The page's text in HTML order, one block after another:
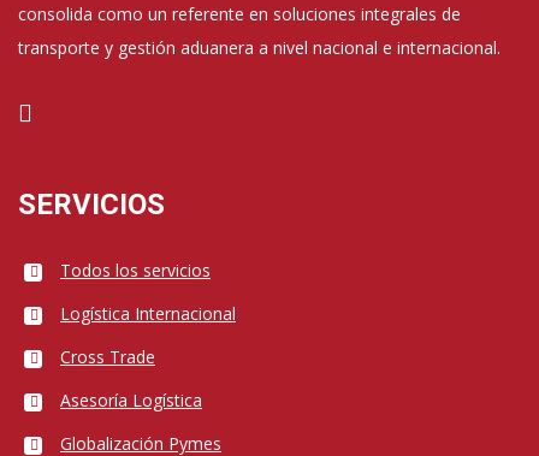
consolida como un referente en soluciones integrales de
transporte y gestión aduanera a nivel nacional e internacional.
SERVICIOS
Todos los servicios
Logística Internacional
Cross Trade
Asesoría Logística
Globalización Pymes